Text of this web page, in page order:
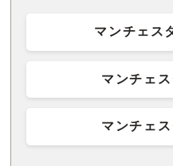
マンチェス
マンチェ
マンチェ